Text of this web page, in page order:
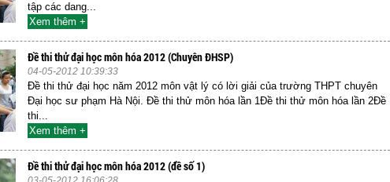
tập các dang...
Xem thêm +
Đề thi thử đại học môn hóa 2012 (Chuyên ĐHSP)
04-05-2012 10:39:33
Đề thi thử đại học năm 2012 môn vật lý có lời giải của trường THPT chuyên
Đại học sư phạm Hà Nội. Đề thi thử môn hóa lần 1Đề thi thử môn hóa lần 2Đề
thi...
Xem thêm +
Đề thi thử đại học môn hóa 2012 (đề số 1)